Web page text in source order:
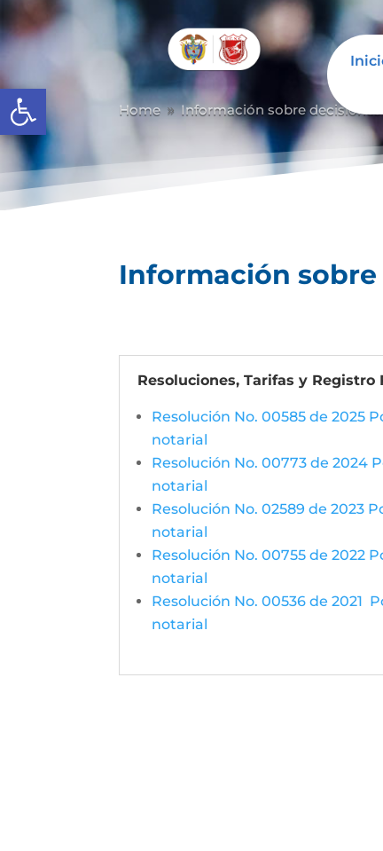
Abrir barra de herramientas
Home 9 Información sobre
Información
Resoluciones, Tarifas y Registro
Resolución No. 00585 de 2025
notarial
Resolución No. 00773 de 2024
notarial
Resolución No. 02589 de 2023
notarial
Resolución No. 00755 de 2022
notarial
Resolución No. 00536 de 2021
notarial